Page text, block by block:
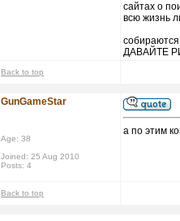
сайтах о
всю жизнь
ДАВАЙТЕ
Back to top
GunGameStar
Age: 38
Joined: 25 Aug 2010
Posts: 4
а по этим
Back to top